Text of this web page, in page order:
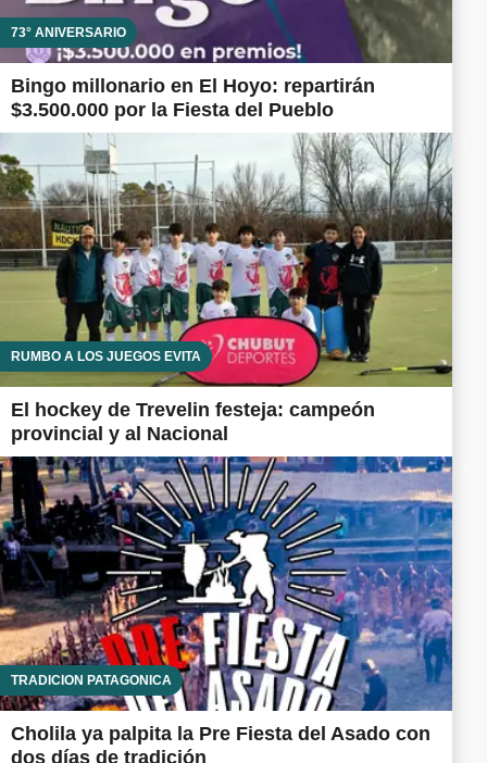
73° ANIVERSARIO
Bingo millonario en El Hoyo: repartirán
$3.500.000 por la Fiesta del Pueblo
RUMBO A LOS JUEGOS EVITA
El hockey de Trevelin festeja: campeón
provincial y al Nacional
TRADICIÓN PATAGÓNICA
Cholila ya palpita la Pre Fiesta del Asado con
dos días de tradición